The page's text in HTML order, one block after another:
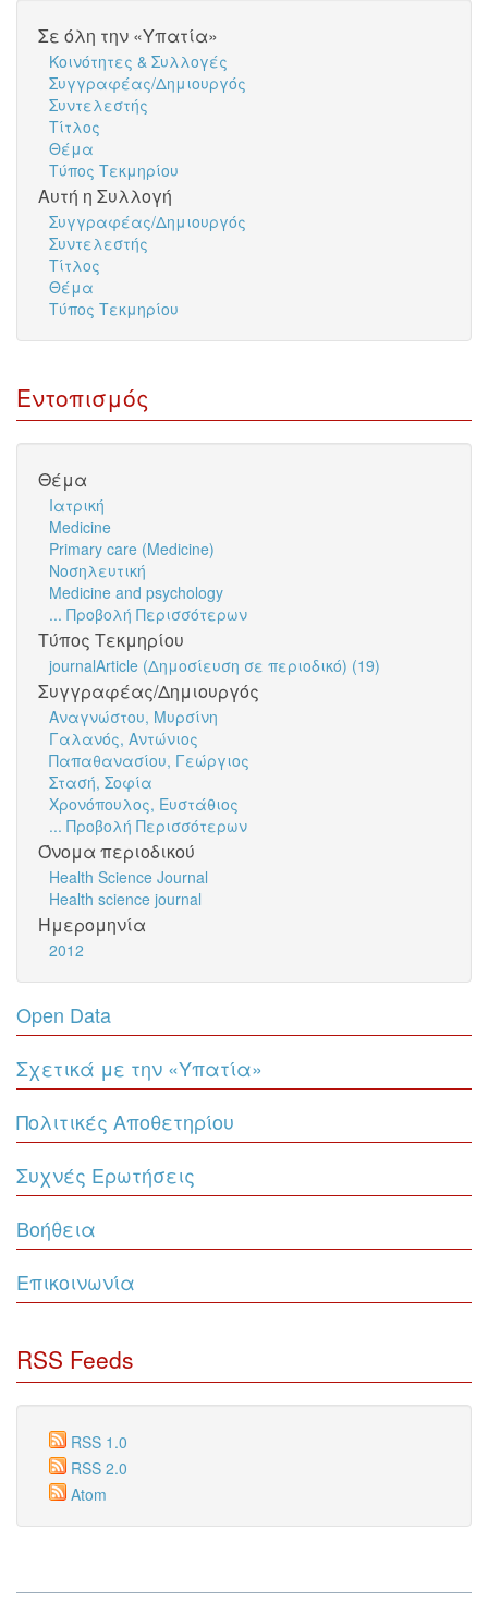
Σε όλη την «Υπατία»
Κοινότητες & Συλλογές
Συγγραφέας/Δημιουργός
Συντελεστής
Τίτλος
Θέμα
Τύπος Τεκμηρίου
Αυτή η Συλλογή
Συγγραφέας/Δημιουργός
Συντελεστής
Τίτλος
Θέμα
Τύπος Τεκμηρίου
Εντοπισμός
Θέμα
Ιατρική
Medicine
Primary care (Medicine)
Νοσηλευτική
Medicine and psychology
... Προβολή Περισσότερων
Τύπος Τεκμηρίου
journalArticle (Δημοσίευση σε περιοδικό) (19)
Συγγραφέας/Δημιουργός
Αναγνώστου, Μυρσίνη
Γαλανός, Αντώνιος
Παπαθανασίου, Γεώργιος
Στασή, Σοφία
Χρονόπουλος, Ευστάθιος
... Προβολή Περισσότερων
Όνομα περιοδικού
Health Science Journal
Health science journal
Ημερομηνία
2012
Open Data
Σχετικά με την «Υπατία»
Πολιτικές Αποθετηρίου
Συχνές Ερωτήσεις
Βοήθεια
Επικοινωνία
RSS Feeds
RSS 1.0
RSS 2.0
Atom